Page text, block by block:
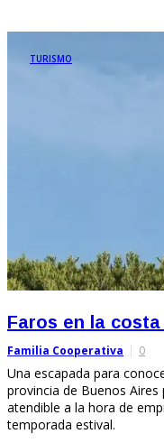
TURISMO
Faros en la
Familia Cooperativa 0
Una escapada para
provincia de Buenos
atendible a la hora de
temporada estival.